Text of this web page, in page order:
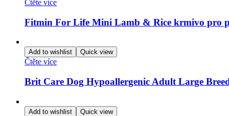
Čtěte více
Fitmin For Life Mini Lamb & Rice krmivo pro
Add to wishlist Quick view
Čtěte více
Brit Care Dog Hypoallergenic Adult Large
Add to wishlist Quick view